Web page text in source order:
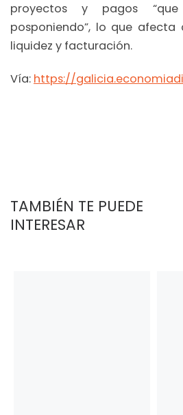
proyectos y pagos
posponiendo”, lo que afecta
liquidez y facturación.
Vía: https://
TAMBIÉN TE PUEDE
INTERESAR